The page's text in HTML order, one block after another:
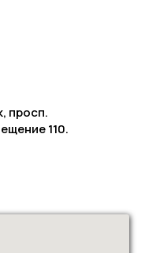
просп.
110.